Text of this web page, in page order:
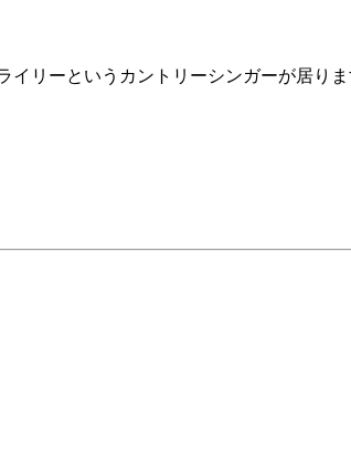
リーというカントリーシンガーが居り